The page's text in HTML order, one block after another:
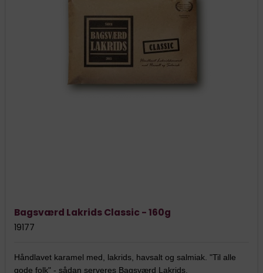
Bagsværd Lakrids Classic - 160g
19177
Håndlavet karamel med, lakrids, havsalt og salmiak. "Til alle
gode folk" - sådan serveres Bagsværd Lakrids.